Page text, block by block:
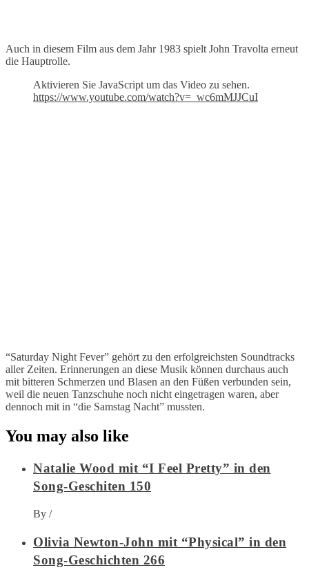
Auch in diesem Film aus dem Jahr 1983 spielt John Travolta erneut
die Hauptrolle.
Aktivieren Sie JavaScript um das Video zu sehen.
https://www.youtube.com/watch?v=_wc6mMJJCuI
“Saturday Night Fever” gehört zu den erfolgreichsten Soundtracks
aller Zeiten. Erinnerungen an diese Musik können durchaus auch
mit bitteren Schmerzen und Blasen an den Füßen verbunden sein,
weil die neuen Tanzschuhe noch nicht eingetragen waren, aber
dennoch mit in “die Samstag Nacht” mussten.
You may also like
Natalie Wood mit “I Feel Pretty” in den
Song-Geschiten 150
By /
Olivia Newton-John mit “Physical” in den
Song-Geschichten 266